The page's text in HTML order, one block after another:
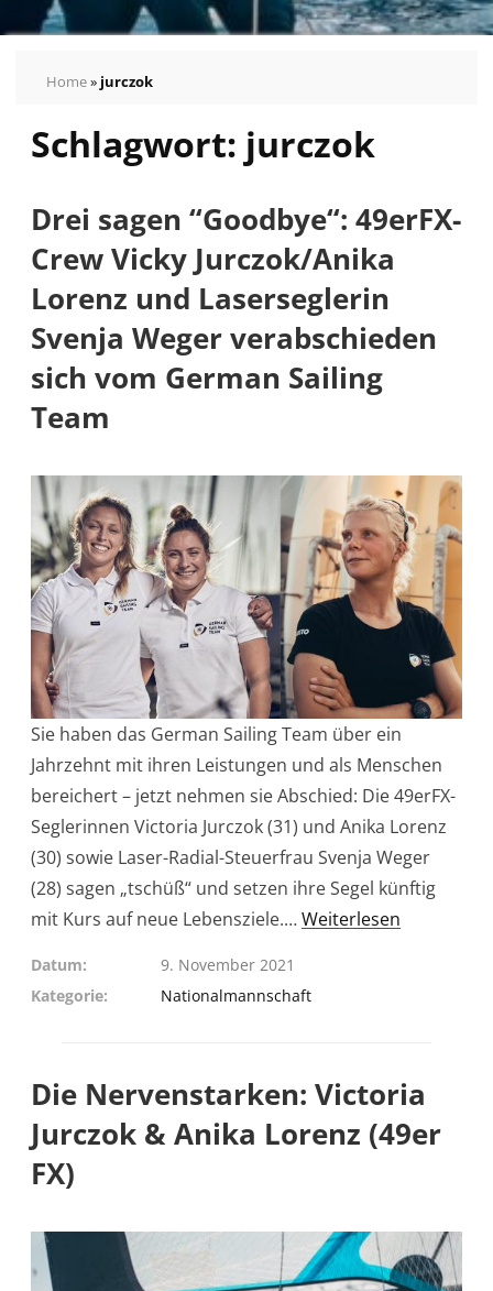
Home» jurczok
Schlagwort: jurczok
Drei sagen “Goodbye“: 49erFX-
Crew Vicky Jurczok/Anika
Lorenz und Laserseglerin
Svenja Weger verabschieden
sich vom German Sailing
Team
Sie haben das German Sailing Team über ein
Jahrzehnt mit ihren Leistungen und als Menschen
bereichert – jetzt nehmen sie Abschied: Die 49erFX-
Seglerinnen Victoria Jurczok (31) und Anika Lorenz
(30) sowie Laser-Radial-Steuerfrau Svenja Weger
(28) sagen „tschüß“ und setzen ihre Segel künftig
mit Kurs auf neue Lebensziele.…Weiterlesen
Datum
9. November 2021
Kategorie
Nationalmannschaft
Die Nervenstarken: Victoria
Jurczok & Anika Lorenz (49er
FX)